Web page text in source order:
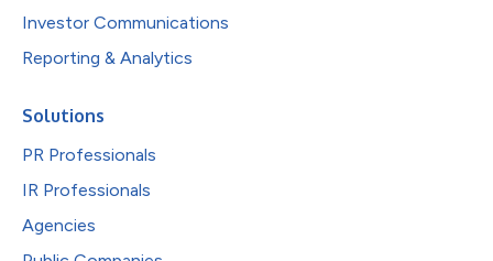
Investor Communications
Reporting & Analytics
Solutions
PR Professionals
IR Professionals
Agencies